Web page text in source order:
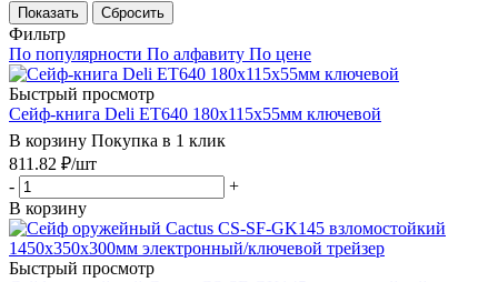
Показать Сбросить
Фильтр
По популярности По алфавиту По цене
Быстрый просмотр
Сейф-книга Deli ET640 180x115x55мм ключевой
В корзину Покупка в 1 клик
811.82 ₽/шт
-
+
В корзину
Быстрый просмотр